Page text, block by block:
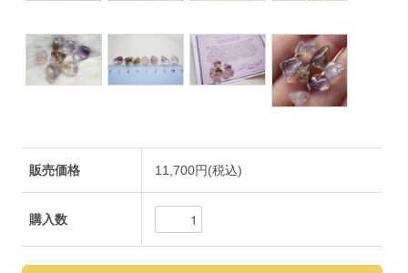
販売価格 11,700円(税込)
購入数